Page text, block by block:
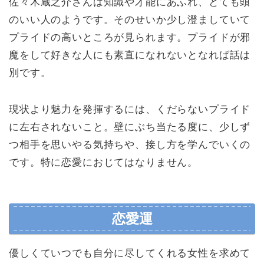
のいい人のようです。そのせいか少し澄ましていて
プライドの高いところが見られます。プライドが邪
魔をして好きな人にも素直になれないとなれば話は
別です。
現状より魅力を発揮するには、くだらないプライド
に左右されないこと。壁にぶち当たる度に、少しず
つ相手を思いやる気持ちや、接し方を学んでいくの
です。特に恋愛におじてはなりません。
恋愛運
優しくていつでも自分に尽してくれる女性を求めて